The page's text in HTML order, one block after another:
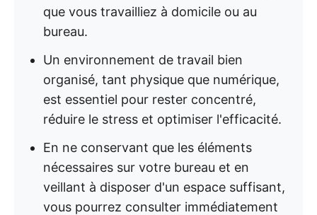
que vous travailliez à domicile ou au
bureau.
Un environnement de travail bien
organisé, tant physique que numérique,
est essentiel pour rester concentré,
réduire le stress et optimiser l'efficacité.
En ne conservant que les éléments
nécessaires sur votre bureau et en
veillant à disposer d'un espace suffisant,
vous pourrez consulter immédiatement